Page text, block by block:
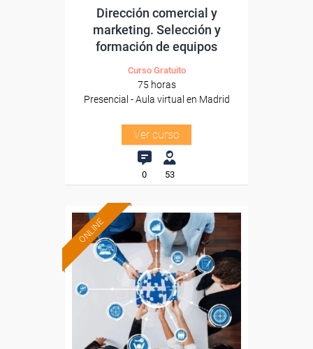
Dirección comercial y
marketing. Selección y
formación de equipos
Curso Gratuito
75 horas
Presencial - Aula virtual en Madrid
Ver curso
0 53
ONLINE
Formación 100%
subvencionada.
Para trabajadores y
autónomos de Madrid.
Para todos los sectores.